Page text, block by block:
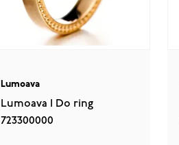
Lumoava
Lumoava I Do ring
723300000